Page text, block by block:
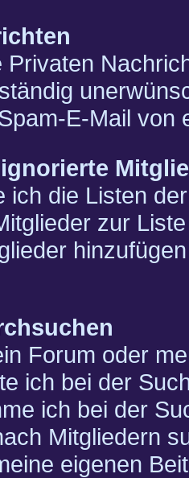
Privaten
E-Mail von
ich die Listen
zur
Forum oder
ich bei der
ich bei der
Mitgliedern
eigenen